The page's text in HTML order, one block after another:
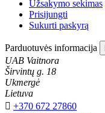
Užsakymo sekimas
Prisijungti
Sukurti paskyrą
Parduotuvės informacija
UAB Vaitnora
Širvintų g. 18
Ukmergė
Lietuva
 +370 672 27860